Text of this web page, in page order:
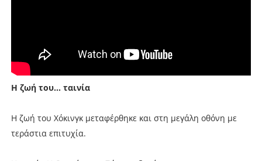
H ζωή του... ταινία
H ζωή του Χόκινγκ μεταφέρθηκε και στη μεγάλη οθόνη με
τεράστια επιτυχία.